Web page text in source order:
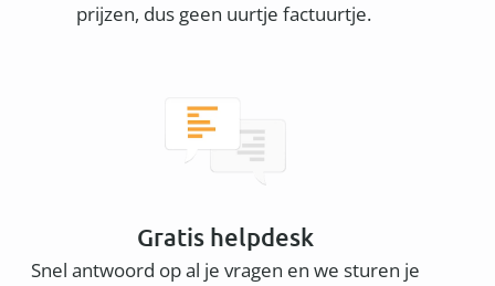
prijzen, dus geen uurtje factuurtje.
Gratis helpdesk
Snel antwoord op al je vragen en we sturen je